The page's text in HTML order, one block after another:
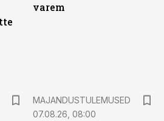
varem
MAJANDUSTULEMUSED
07.08.26, 08:00